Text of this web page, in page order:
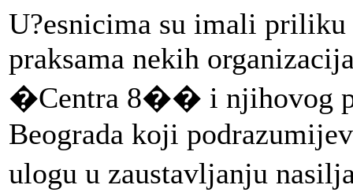
U?esnicima su imali
praksama nekih
�Centra 8�� i njihovog
Beograda koji
ulogu u zaustavljanju